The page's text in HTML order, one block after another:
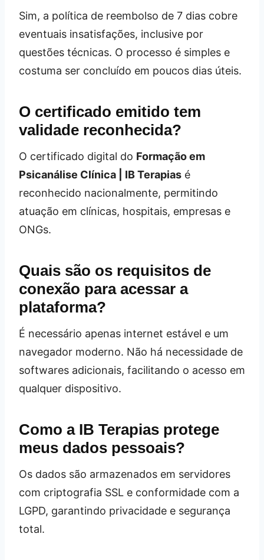
Sim, a política de reembolso de 7 dias cobre
eventuais insatisfações, inclusive por
questões técnicas. O processo é simples e
costuma ser concluído em poucos dias úteis.
O certificado emitido tem
validade reconhecida?
O certificado digital do Formação em
Psicanálise Clínica | IB Terapias é
reconhecido nacionalmente, permitindo
atuação em clínicas, hospitais, empresas e
ONGs.
Quais são os requisitos de
conexão para acessar a
plataforma?
É necessário apenas internet estável e um
navegador moderno. Não há necessidade de
softwares adicionais, facilitando o acesso em
qualquer dispositivo.
Como a IB Terapias protege
meus dados pessoais?
Os dados são armazenados em servidores
com criptografia SSL e conformidade com a
LGPD, garantindo privacidade e segurança
total.